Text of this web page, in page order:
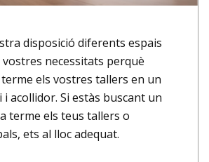
disposició diferents espais
necessitats perquè
els vostres tallers en un
acollidor. Si estàs buscant un
terme els teus tallers o
ets al lloc adequat.